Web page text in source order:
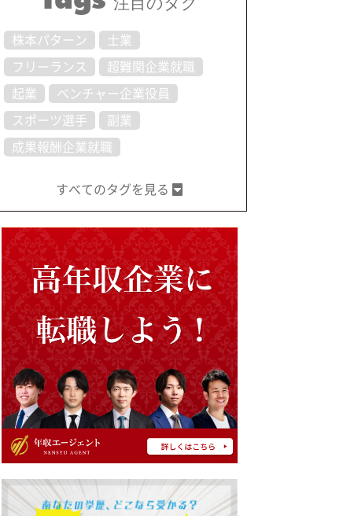
株本パターン 士業
フリーランス 超難関企業就職
起業 ベンチャー企業役員
スポーツ選手 副業
成果報酬企業就職
すべてのタグを見る